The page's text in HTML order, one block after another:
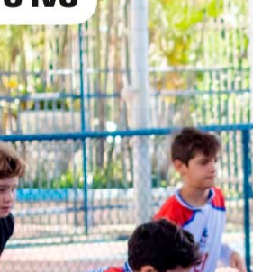
Lista de vídeos